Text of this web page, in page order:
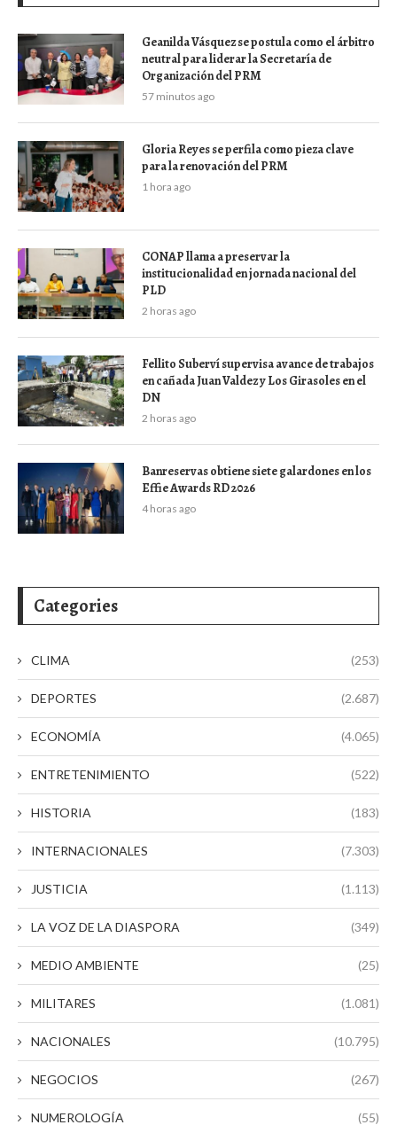
Geanilda Vásquez se postula como el árbitro
neutral para liderar la Secretaría de
Organización del PRM
57 minutos ago
Gloria Reyes se perfila como pieza clave
para la renovación del PRM
1 hora ago
CONAP llama a preservar la
institucionalidad en jornada nacional del
PLD
2 horas ago
Fellito Suberví supervisa avance de trabajos
en cañada Juan Valdez y Los Girasoles en el
DN
2 horas ago
Banreservas obtiene siete galardones en los
Effie Awards RD 2026
4 horas ago
Categories
CLIMA (253)
DEPORTES (2.687)
ECONOMÍA (4.065)
ENTRETENIMIENTO (522)
HISTORIA (183)
INTERNACIONALES (7.303)
JUSTICIA (1.113)
LA VOZ DE LA DIASPORA (349)
MEDIO AMBIENTE (25)
MILITARES (1.081)
NACIONALES (10.795)
NEGOCIOS (267)
NUMEROLOGÍA (55)